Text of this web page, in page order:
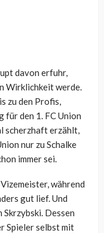
davon erfuhr,
Wirklichkeit werde.
zu den Profis,
für den 1. FC Union
scherzhaft erzählt,
nur zu Schalke
immer sei.
während
gut lief. Und
Dessen
Spieler selbst mit